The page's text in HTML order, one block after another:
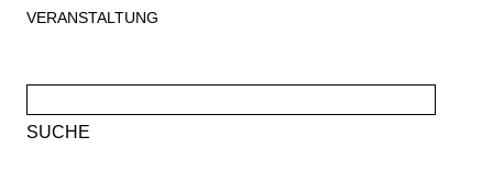
VERANSTALTUNG
nach: